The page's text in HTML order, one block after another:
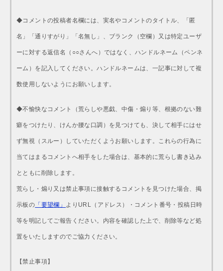
◆コメントの投稿者名欄には、実名やコメントのタイトル、「匿
名」「通りすがり」「名無し」、ブランク（空欄）又は特定ユーザ
ーに対する返信名（○○さんへ）ではなく、ハンドルネーム（ペンネ
ーム）を記入してください。ハンドルネームは、一記事に対して複
数使用しないようにお願いします。
◆不愉快なコメント（荒らしや悪戯、中傷・煽り等、根拠のない難
癖をつけたり、けんか腰な口調）を見つけても、決して相手にはせ
ず無視（スルー）していただくようお願いします。これらの行為に
当てはまるコメントへ相手をした場合は、基本的に荒らし書き込み
とともに削除します。
荒らし・煽り又は禁止事項に接触するコメントを見つけた場合、掲
示板の 「要望欄」 よりURL（アドレス）・コメント番号・投稿日時
等を明記してご報告ください。内容を確認した上で、削除等など処
置をいたしますのでご協力ください。
【禁止事項】